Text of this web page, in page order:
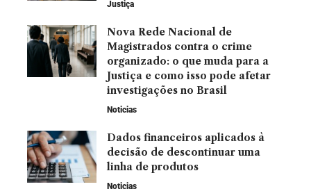
Justiça
Nova Rede Nacional de
Magistrados contra o crime
organizado: o que muda para a
Justiça e como isso pode afetar
investigações no Brasil
Noticias
Dados financeiros aplicados à
decisão de descontinuar uma
linha de produtos
Noticias